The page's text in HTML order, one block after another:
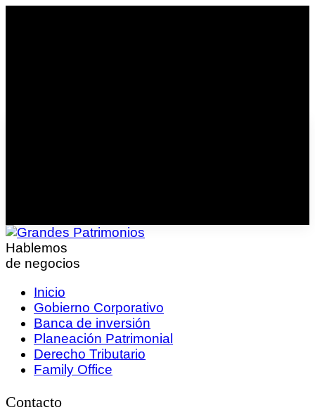
Hablemos
de negocios
Inicio
Gobierno Corporativo
Banca de inversión
Planeación Patrimonial
Derecho Tributario
Family Office
Contacto